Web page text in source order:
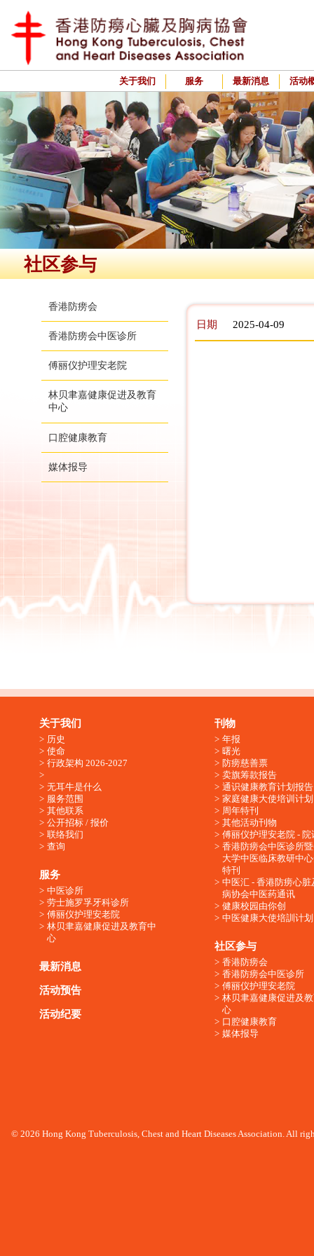
关于我们 服务 最新消息 活动
社区参与
香港防痨会
香港防痨会中医诊所
傅丽仪护理安老院
林贝聿嘉健康促进及教育
中心
口腔健康教育
媒体报导
日期 2025-04-09
关于我们
历史
使命
行政架构 2026-2027
无耳牛是什么
服务范围
其他联系
公开招标 / 报价
联络我们
查询
服务
中医诊所
劳士施罗孚牙科诊所
傅丽仪护理安老院
林贝聿嘉健康促进及教育中
心
最新消息
活动预告
活动纪要
刊物
年报
曙光
防痨慈善票
卖旗筹款报告
通识健康教育计划报告
家庭健康大使培训计划
周年特刊
其他活动刊物
傅丽仪护理安老院 - 院
香港防痨会中医诊所
大学中医临床教研中
特刊
中医汇 - 香港防痨心脏
病协会中医药通讯
健康校园由你创
中医健康大使培訓计划
社区参与
香港防痨会
香港防痨会中医诊所
傅丽仪护理安老院
林贝聿嘉健康促进及
心
口腔健康教育
媒体报导
© 2026 Hong Kong Tuberculosis, Chest and Heart Diseases Association. All